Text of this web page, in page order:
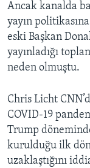
Ancak kanalda
yayın
eski Başkan
yayınladığı
neden olmuştu.
Chris Licht
COVID-19
Trump
kurulduğu ilk
uzaklaştığını